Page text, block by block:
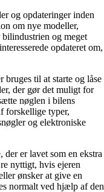
og opdateringer inden
om nye modeller,
og meget
opdateret om,
til at starte og låse
der gør det muligt for
nøglen i bilens
forskellige typer,
og elektroniske
er lavet som en ekstra
nyttigt, hvis ejeren
ønsker at give en
normalt ved hjælp af den